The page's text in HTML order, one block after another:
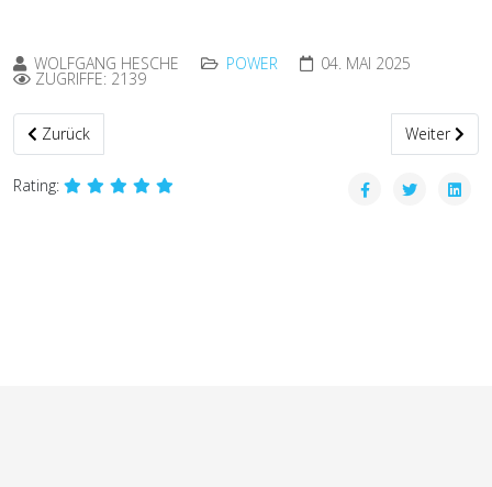
WOLFGANG HESCHE POWER 04. MAI 2025
ZUGRIFFE: 2139
Vorheriger Beitrag: Familientag TaktLwG74 im Juli 2025
Zurück Nächster
Weiter
Rating: